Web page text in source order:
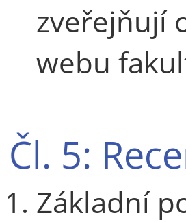
zveřejňují
webu
Čl. 5:
Základní